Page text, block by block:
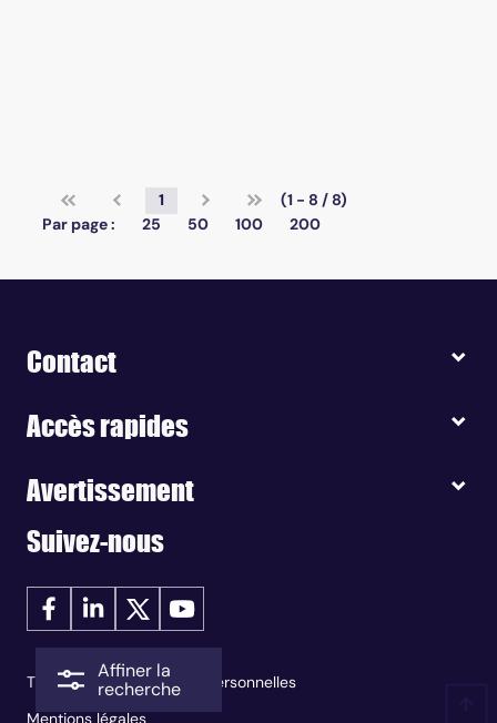
Affiner la
recherche
1
(1 - 8 / 8)
Par page :
25 50 100 200
Contact
Accès rapides
Avertissement
Suivez-nous
Traitement des données personnelles
Mentions légales